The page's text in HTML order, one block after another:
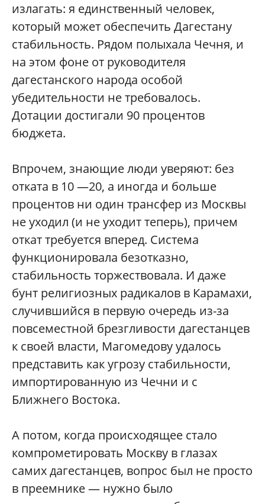
излагать: я единственный человек,
который может обеспечить Дагестану
стабильность. Рядом полыхала Чечня, и
на этом фоне от руководителя
дагестанского народа особой
убедительности не требовалось.
Дотации достигали 90 процентов
бюджета.
Впрочем, знающие люди уверяют: без
отката в 10 —20, а иногда и больше
процентов ни один трансфер из Москвы
не уходил (и не уходит теперь), причем
откат требуется вперед. Система
функционировала безотказно,
стабильность торжествовала. И даже
бунт религиозных радикалов в Карамахи,
случившийся в первую очередь из-за
повсеместной брезгливости дагестанцев
к своей власти, Магомедову удалось
представить как угрозу стабильности,
импортированную из Чечни и с
Ближнего Востока.
А потом, когда происходящее стало
компрометировать Москву в глазах
самих дагестанцев, вопрос был не просто
в преемнике — нужно было